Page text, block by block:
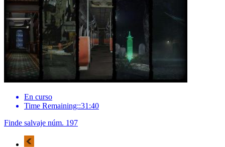
En curso
Time Remaining::31:40
Finde salvaje núm. 197